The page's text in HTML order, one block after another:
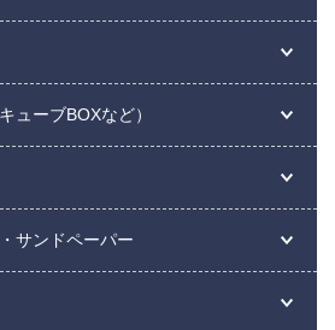
ューブBOXなど）
サンドペーパー